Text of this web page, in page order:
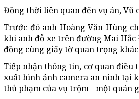
Đồng thời liên quan đến vụ án, Vũ
Trước đó anh Hoàng Văn Hùng
khi anh đỗ xe trên đường Mai
đồng cùng giấy tờ quan trọng
Tiếp nhận thông tin, cơ quan điều
xuất hình ảnh camera an ninh tại
thủ phạm của vụ trộm - một quán